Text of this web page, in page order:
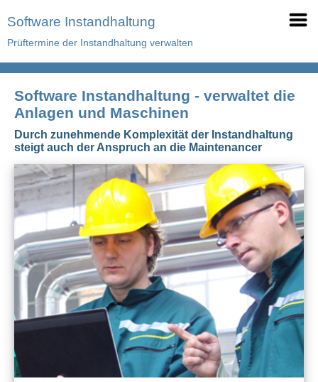
Software Instandhaltung
Prüftermine der Instandhaltung verwalten
Software Instandhaltung - verwaltet die
Anlagen und Maschinen
Durch zunehmende Komplexität der Instandhaltung
steigt auch der Anspruch an die Maintenancer